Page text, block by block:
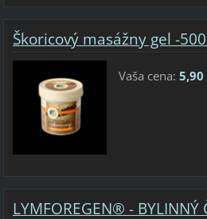
Škoricový masážny gel -
Vaša cena: 5,90
LYMFOREGEN® - BYLINNÝ